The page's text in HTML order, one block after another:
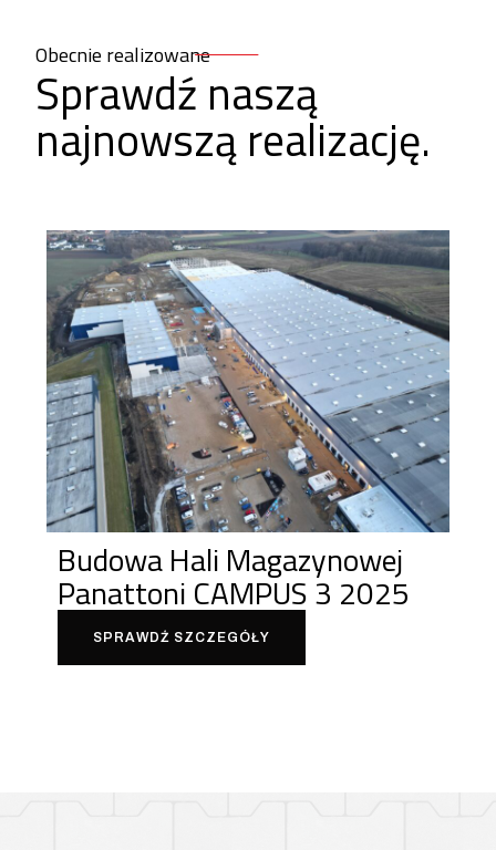
Obecnie realizowane
Sprawdź naszą
najnowszą realizację.
Budowa Hali Magazynowej
Panattoni CAMPUS 3 2025
SPRAWDŹ SZCZEGÓŁY